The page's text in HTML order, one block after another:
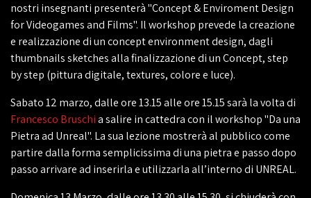
nostri insegnanti presenterà "Concept & Enviroment Design
for Videogames and Films". Il workshop prevede la creazione
e realizzazione di un concept environment design, dagli
thumbnails sketches alla finalizzazione di un Concept, step
by step (pittura digitale, textures, colore e luce).
Sabato 12 marzo, dalle ore 13.15 alle ore 15.15 sarà la volta di
Francesco Bruschia salire in cattedra con il workshop "Da una
Pietra ad Unreal". La sua lezione mostrerà al pubblico come
partire dalla forma semplicissima di una pietra e passo dopo
passo arrivare ad inserirla e utilizzarla all’interno di UNREAL.